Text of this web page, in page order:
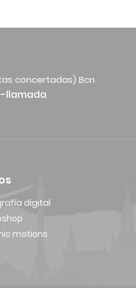
concertadas) Bcn
llamada
digital
motions